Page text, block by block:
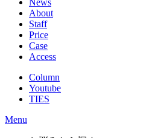
About
Staff
Price
Case
Access
Column
Youtube
TIES
Menu